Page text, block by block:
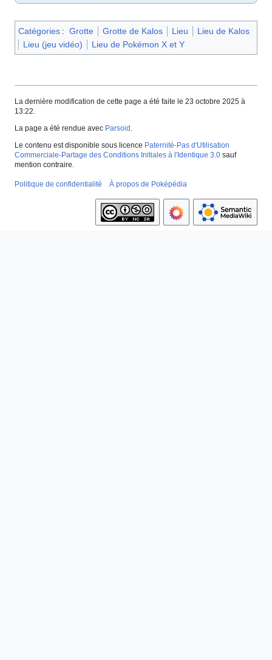
Catégories : Grotte Grotte de Kalos Lieu
Lieu de Kalos
Lieu (jeu vidéo)
Lieu de Pokémon X et Y
La dernière modification de cette page a été faite le 23 octobre 2025 à
13:22.
La page a été rendue avec Parsoid .
Le contenu est disponible sous licence Paternité-Pas d'Utilisation
Commerciale-Partage des Conditions Initiales à l'Identique 3.0 sauf
mention contraire.
Politique de confidentialité À propos de Poképédia